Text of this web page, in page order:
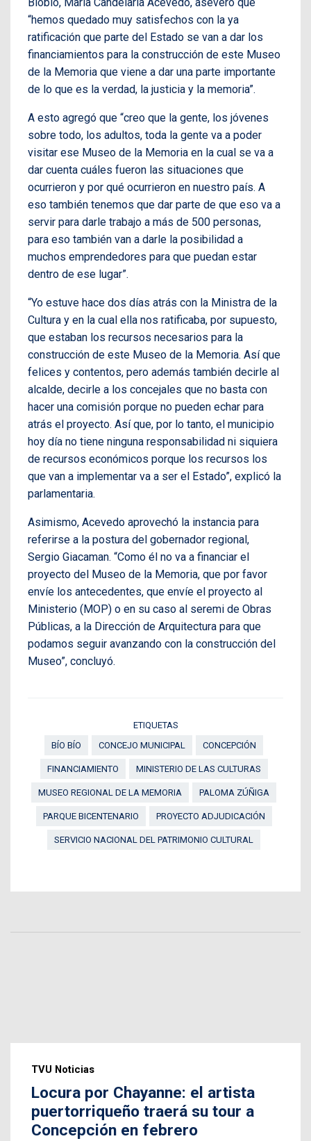
Biobío, María Candelaria Acevedo, aseveró que
“hemos quedado muy satisfechos con la ya
ratificación que parte del Estado se van a dar los
financiamientos para la construcción de este Museo
de la Memoria que viene a dar una parte importante
de lo que es la verdad, la justicia y la memoria”.
A esto agregó que “creo que la gente, los jóvenes
sobre todo, los adultos, toda la gente va a poder
visitar ese Museo de la Memoria en la cual se va a
dar cuenta cuáles fueron las situaciones que
ocurrieron y por qué ocurrieron en nuestro país. A
eso también tenemos que dar parte de que eso va a
servir para darle trabajo a más de 500 personas,
para eso también van a darle la posibilidad a
muchos emprendedores para que puedan estar
dentro de ese lugar”.
“Yo estuve hace dos días atrás con la Ministra de la
Cultura y en la cual ella nos ratificaba, por supuesto,
que estaban los recursos necesarios para la
construcción de este Museo de la Memoria. Así que
felices y contentos, pero además también decirle al
alcalde, decirle a los concejales que no basta con
hacer una comisión porque no pueden echar para
atrás el proyecto. Así que, por lo tanto, el municipio
hoy día no tiene ninguna responsabilidad ni siquiera
de recursos económicos porque los recursos los
que van a implementar va a ser el Estado”, explicó la
parlamentaria.
Asimismo, Acevedo aprovechó la instancia para
referirse a la postura del gobernador regional,
Sergio Giacaman. “Como él no va a financiar el
proyecto del Museo de la Memoria, que por favor
envíe los antecedentes, que envíe el proyecto al
Ministerio (MOP) o en su caso al seremi de Obras
Públicas, a la Dirección de Arquitectura para que
podamos seguir avanzando con la construcción del
Museo”, concluyó.
ETIQUETAS
BÍO BÍO
CONCEJO MUNICIPAL CONCEPCIÓN
FINANCIAMIENTO MINISTERIO DE LAS CULTURAS
MUSEO REGIONAL DE LA MEMORIA PALOMA ZÚÑIGA
PARQUE BICENTENARIO PROYECTO ADJUDICACIÓN
SERVICIO NACIONAL DEL PATRIMONIO CULTURAL
TVU Noticias
Locura por Chayanne: el artista
puertorriqueño traerá su tour a
Concepción en febrero